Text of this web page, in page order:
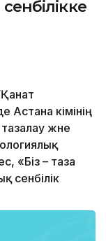
Астана әкімінің
және
«Біз – таза
сенбілік